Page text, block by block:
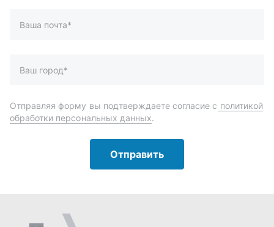
Автозапчасти и комплектующие
Масла и автохимия